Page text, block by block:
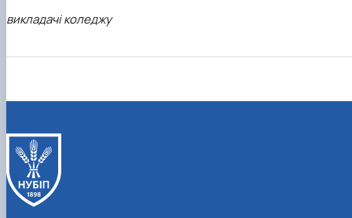
викладачі коледжу